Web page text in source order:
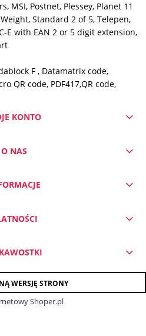
MSI, Postnet, Plessey, Planet 11
Standard 2 of 5, Telepen,
E with EAN 2 or 5 digit extension,
F , Datamatrix code,
QR code, PDF417,QR code,
KONTO
O NAS
WERSJĘ STRONY
Shoper.pl